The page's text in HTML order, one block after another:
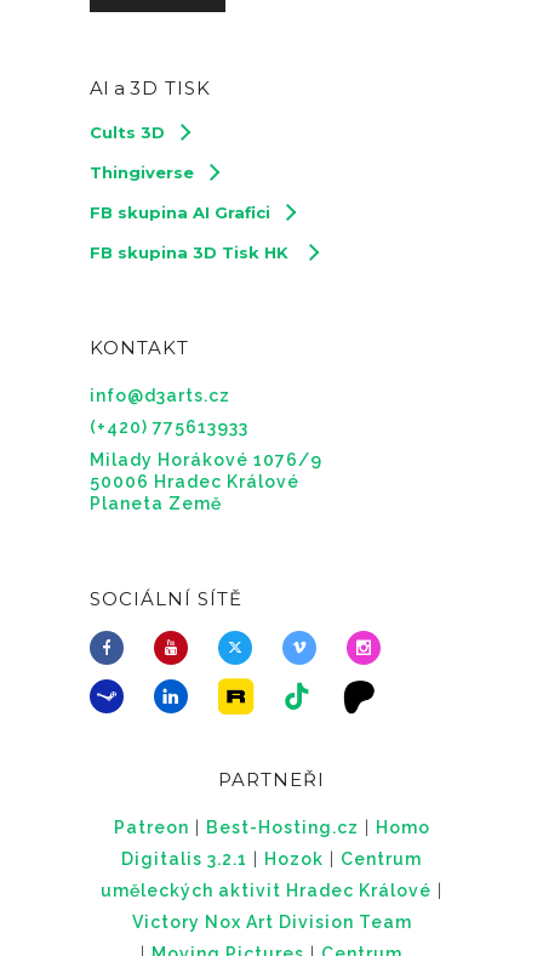
AI a 3D TISK
Cults 3D
Thingiverse
FB skupina AI Grafici
FB skupina 3D Tisk HK
KONTAKT
info@d3arts.cz
(+420) 775613933
Milady Horákové 1076/9
50006 Hradec Králové
Planeta Země
SOCIÁLNÍ SÍTĚ
PARTNEŘI
Patreon Best-Hosting.cz
Homo
Digitalis 3.2.1
Hozok
Centrum
uměleckých aktivit Hradec Králové
Victory Nox Art Division Team